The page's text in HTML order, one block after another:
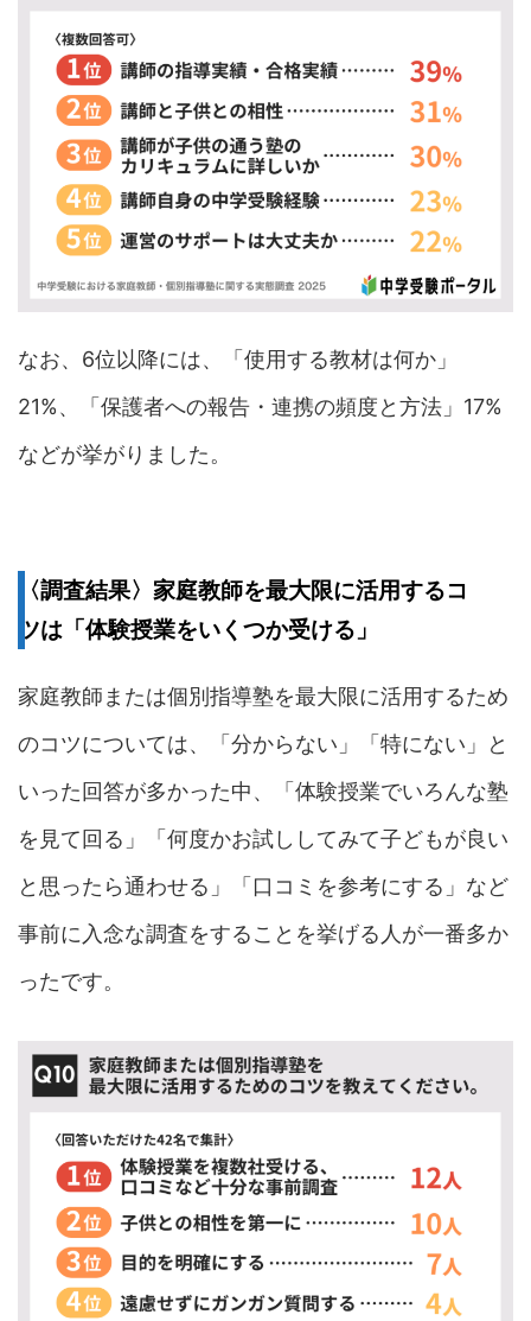
なお、6位以降には、「使用する教材は何か」
21%、「保護者への報告・連携の頻度と方法」17%
などが挙がりました。
〈調査結果〉家庭教師を最大限に活用するコ
ツは「体験授業をいくつか受ける」
家庭教師または個別指導塾を最大限に活用するため
のコツについては、「分からない」「特にない」と
いった回答が多かった中、「体験授業でいろんな塾
を見て回る」「何度かお試ししてみて子どもが良い
と思ったら通わせる」「口コミを参考にする」など
事前に入念な調査をすることを挙げる人が一番多か
ったです。